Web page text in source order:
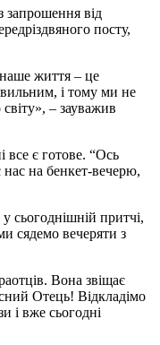
запрошення від
посту,
наше життя – це
і тому ми не
– зауважив
все є готове. “Ось
на бенкет-вечерю,
сьогоднішній притчі,
сядемо вечеряти з
Вона звіщає
Отець! Відкладімо
і вже сьогодні